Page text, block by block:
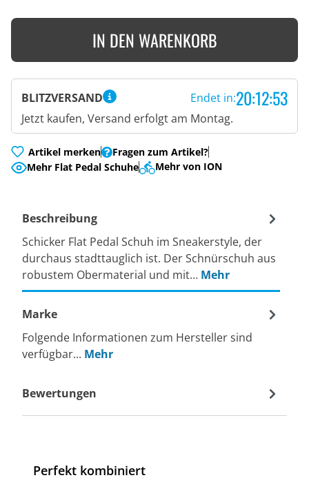
IN DEN WARENKORB
BLITZVERSAND
Jetzt kaufen, Versand erfolgt am Montag.
Endet in:20:12:52
Artikel merken
Fragen zum Artikel?
Mehr Flat Pedal Schuhe
Mehr von ION
Perfekt kombiniert
Beschreibung
Schicker Flat Pedal Schuh im Sneakerstyle, der
durchaus stadttauglich ist. Der Schnürschuh aus
robustem Obermaterial und mit… Mehr
Marke
Folgende Informationen zum Hersteller sind
verfügbar... Mehr
Bewertungen